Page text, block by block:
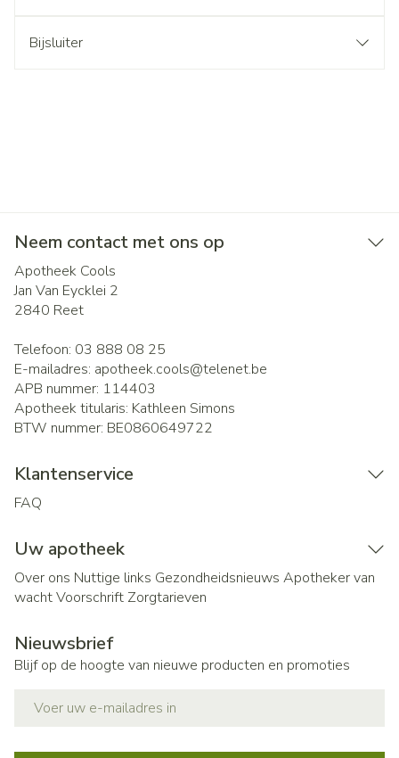
Bijsluiter
Neem contact met ons op
Apotheek Cools
Jan Van Eycklei 2
2840 Reet
Telefoon: 03 888 08 25
E-mailadres: apotheek.cools@telenet.be
APB nummer: 114403
Apotheek titularis: Kathleen Simons
BTW nummer: BE0860649722
Klantenservice
FAQ
Uw apotheek
Over ons Nuttige links Gezondheidsnieuws Apotheker van
wachtVoorschrift Zorgtarieven
Nieuwsbrief
Blijf op de hoogte van nieuwe producten en promoties